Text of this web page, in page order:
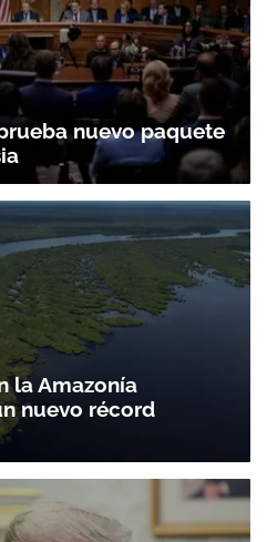
a nuestro boletín.
nuevo paquete
la Amazonía
nuevo récord